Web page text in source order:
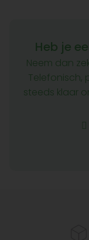
Heb je
Neem dan
Telefonisch,
steeds klaar